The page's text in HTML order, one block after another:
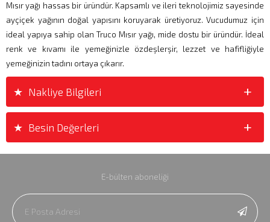
Mısır yağı hassas bir üründür. Kapsamlı ve ileri teknolojimiz sayesinde
ayçiçek yağının doğal yapısını koruyarak üretiyoruz. Vucudumuz için
ideal yapıya sahip olan Truco Mısır yağı, mide dostu bir üründür. İdeal
renk ve kıvamı ile yemeğinizle özdeşlerşir, lezzet ve hafifliğiyle
yemeğinizin tadını ortaya çıkarır.
Nakliye Bilgileri +
+
Besin Değerleri +
+
E-bülten aboneliği